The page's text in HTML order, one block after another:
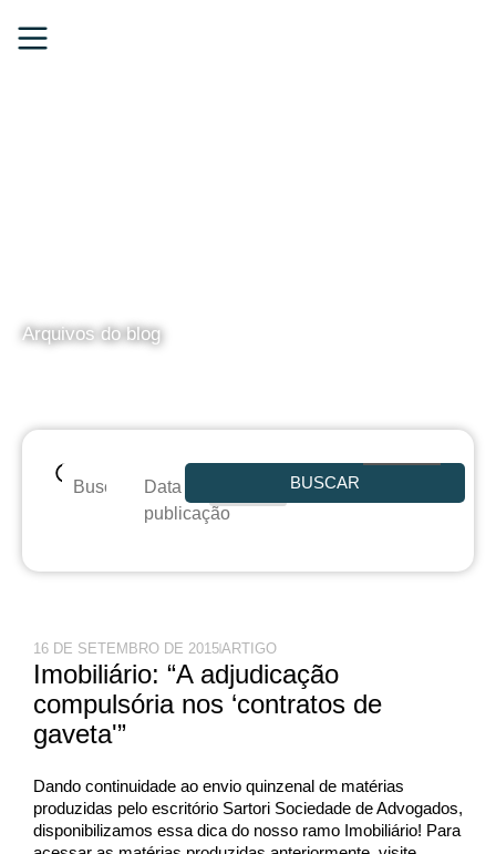
Arquivos do blog
Data de
publicação
BUSCAR
16 DE SETEMBRO DE 2015ARTIGO
Imobiliário: “A adjudicação
compulsória nos ‘contratos de
gaveta'”
Dando continuidade ao envio quinzenal de matérias
produzidas pelo escritório Sartori Sociedade de Advogados,
disponibilizamos essa dica do nosso ramo Imobiliário! Para